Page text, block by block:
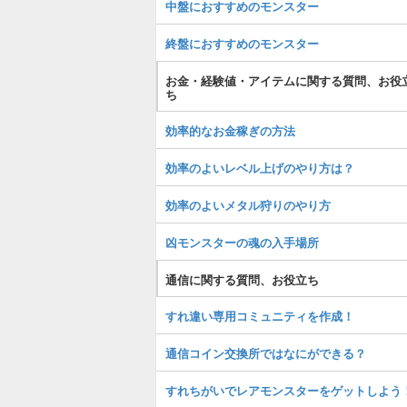
中盤におすすめのモンスター
終盤におすすめのモンスター
お金・経験値・アイテムに関する質問、お役
ち
効率的なお金稼ぎの方法
効率のよいレベル上げのやり方は？
効率のよいメタル狩りのやり方
凶モンスターの魂の入手場所
通信に関する質問、お役立ち
すれ違い専用コミュニティを作成！
通信コイン交換所ではなにができる？
すれちがいでレアモンスターをゲットしよう